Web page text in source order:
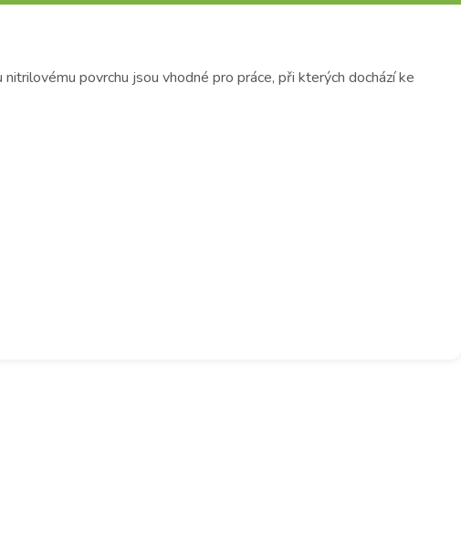
povrchu jsou vhodné pro práce, při kterých dochází ke